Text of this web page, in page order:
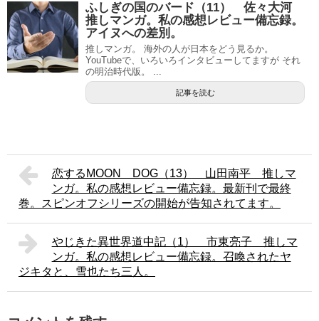
ふしぎの国のバード（11） 佐々大河
推しマンガ。私の感想レビュー備忘録。
アイヌへの差別。
推しマンガ。 海外の人が日本をどう見るか。
YouTubeで、いろいろインタビューしてますが それ
の明治時代版。 ...
記事を読む
恋するMOON DOG（13） 山田南平 推しマ
ンガ。私の感想レビュー備忘録。最新刊で最終
巻。スピンオフシリーズの開始が告知されてます。
やじきた異世界道中記（1） 市東亮子 推しマ
ンガ。私の感想レビュー備忘録。召喚されたヤ
ジキタと、雪也たち三人。